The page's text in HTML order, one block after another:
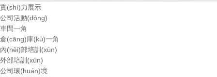
實(shí)力展示
公司活動(dòng)
車間一角
倉(cāng)庫(kù)一角
內(nèi)部培訓(xùn)
外部培訓(xùn)
公司環(huán)境